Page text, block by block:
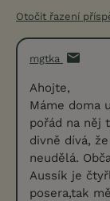
Otočit řazení
mgtka
Ahojte,
Máme doma
pořád na něj
divně dívá,
neudělá.
Aussík je
posera,tak